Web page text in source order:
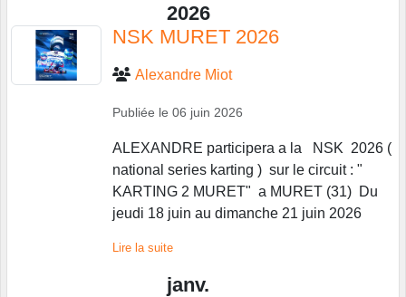
2026
NSK MURET 2026
Alexandre Miot
Publiée le 06 juin 2026
ALEXANDRE participera a la NSK 2026 (
national series karting ) sur le circuit : "
KARTING 2 MURET" a MURET (31) Du
jeudi 18 juin au dimanche 21 juin 2026
Lire la suite
janv.